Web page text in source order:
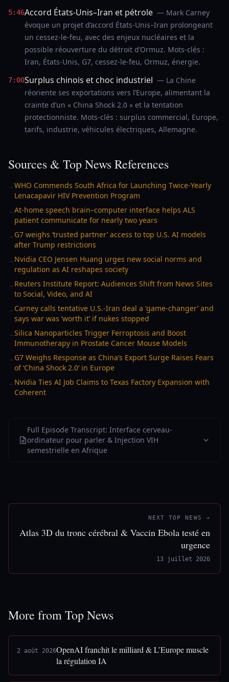
5:46Accord États-Unis–Iran et pétrole — Mark Carney
évoque un projet d’accord États-Unis–Iran prolongeant
un cessez-le-feu, avec des enjeux nucléaires et la
possible réouverture du détroit d’Ormuz. Mots-clés :
Iran, États-Unis, G7, cessez-le-feu, Ormuz, énergie.
7:00Surplus chinois et choc industriel — La Chine
réoriente ses exportations vers l’Europe, alimentant la
crainte d’un « China Shock 2.0 » et la tentation
protectionniste. Mots-clés : surplus commercial, Europe,
tarifs, industrie, véhicules électriques, Allemagne.
Sources & Top News References
→WHO Commends South Africa for Launching Twice-Yearly
Lenacapavir HIV Prevention Program
→At-home speech brain–computer interface helps ALS
patient communicate for nearly two years
→ G7 weighs ‘trusted partner’ access to top U.S. AI models
after Trump restrictions
→ Nvidia CEO Jensen Huang urges new social norms and
regulation as AI reshapes society
→ Reuters Institute Report: Audiences Shift from News Sites
to Social, Video, and AI
→ Carney calls tentative U.S.-Iran deal a ‘game-changer’ and
says war was ‘worth it’ if nukes stopped
→Silica Nanoparticles Trigger Ferroptosis and Boost
Immunotherapy in Prostate Cancer Mouse Models
→ G7 Weighs Response as China’s Export Surge Raises Fears
of ‘China Shock 2.0’ in Europe
→ Nvidia Ties AI Job Claims to Texas Factory Expansion with
Coherent
Full Episode Transcript: Interface cerveau-
ordinateur pour parler & Injection VIH
semestrielle en Afrique
NEXT TOP NEWS →
Atlas 3D du tronc cérébral & Vaccin Ebola testé en
urgence
13 juillet 2026
More from Top News
2 août 2026OpenAI franchit le milliard & L’Europe muscle
la régulation IA